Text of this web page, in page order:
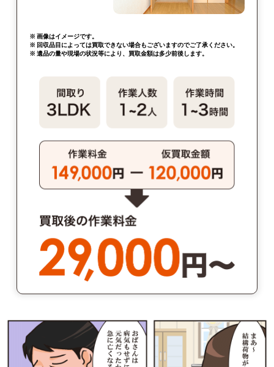
※ 画像はイメージです。
※ 回収品目によっては買取できない場合もございますのでご了承ください。
※ 遺品の量や現場の状況等により、買取金額は多少前後します。